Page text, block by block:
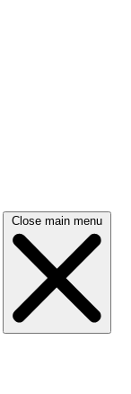
Close main menu